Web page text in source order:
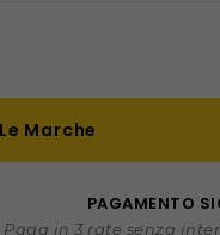
Marche
PAGAMENTO
Paga in 3 rate senza